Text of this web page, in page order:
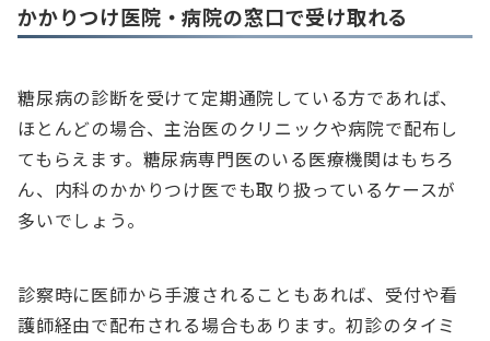
かかりつけ医院・病院の窓口で受け取れる
糖尿病の診断を受けて定期通院している方であれば、
ほとんどの場合、主治医のクリニックや病院で配布し
てもらえます。糖尿病専門医のいる医療機関はもちろ
ん、内科のかかりつけ医でも取り扱っているケースが
多いでしょう。
診察時に医師から手渡されることもあれば、受付や看
護師経由で配布される場合もあります。初診のタイミ